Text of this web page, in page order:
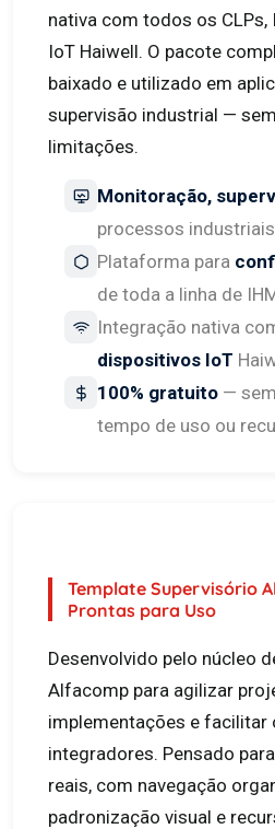
nativa com todos os
IoT Haiwell. O pacote
baixado e utilizado em
supervisão industrial —
limitações.
Monitoração,
processos
Plataforma para
de toda a linha de
Integração nativa
dispositivos IoT
100% gratuito —
tempo de uso ou
Template Supervisório
Prontas para Uso
Desenvolvido pelo núcleo
Alfacomp para agilizar
implementações e facilitar
integradores. Pensado
reais, com navegação
padronização visual e